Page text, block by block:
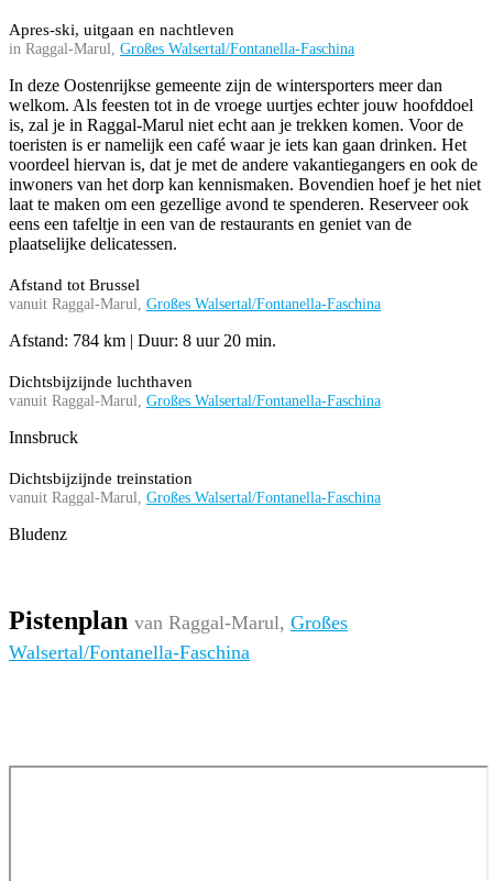
Apres-ski, uitgaan en nachtleven
in Raggal-Marul, Großes Walsertal/Fontanella-Faschina
In deze Oostenrijkse gemeente zijn de wintersporters meer dan
welkom. Als feesten tot in de vroege uurtjes echter jouw hoofddoel
is, zal je in Raggal-Marul niet echt aan je trekken komen. Voor de
toeristen is er namelijk een café waar je iets kan gaan drinken. Het
voordeel hiervan is, dat je met de andere vakantiegangers en ook de
inwoners van het dorp kan kennismaken. Bovendien hoef je het niet
laat te maken om een gezellige avond te spenderen. Reserveer ook
eens een tafeltje in een van de restaurants en geniet van de
plaatselijke delicatessen.
Afstand tot Brussel
vanuit Raggal-Marul, Großes Walsertal/Fontanella-Faschina
Afstand: 784 km | Duur: 8 uur 20 min.
Dichtsbijzijnde luchthaven
vanuit Raggal-Marul, Großes Walsertal/Fontanella-Faschina
Innsbruck
Dichtsbijzijnde treinstation
vanuit Raggal-Marul, Großes Walsertal/Fontanella-Faschina
Bludenz
Pistenplan van Raggal-Marul, Großes
Walsertal/Fontanella-Faschina